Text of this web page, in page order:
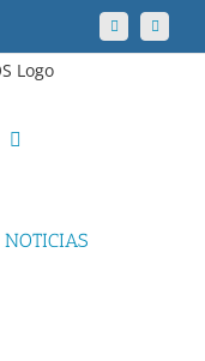
FacebookLinkedIn
NOTICIAS